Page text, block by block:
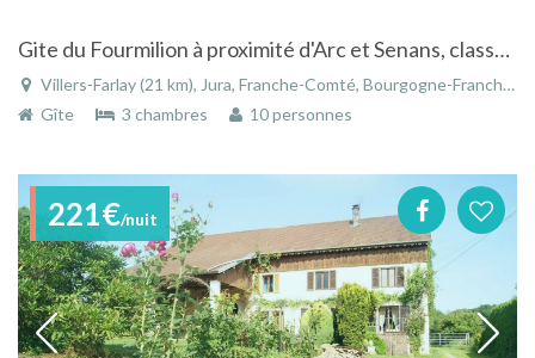
Gite du Fourmilion à proximité d'Arc et Senans, classé gîte de France 3 épis
Villers-Farlay (21 km), Jura, Franche-Comté, Bourgogne-Franche-Comté, France
Gîte
3 chambres 10 personnes
221€/nuit